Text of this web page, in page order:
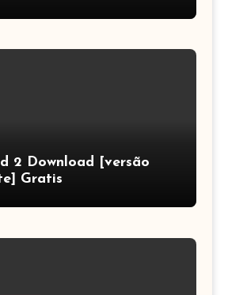
2 Download [versão
Gratis